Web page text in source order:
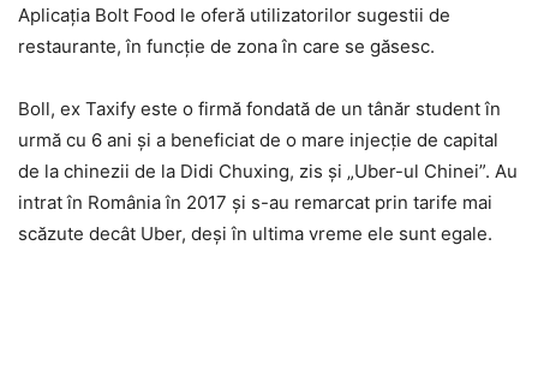
Aplicaţia Bolt Food le oferă utilizatorilor sugestii de
restaurante, în funcţie de zona în care se găsesc.
Boll, ex Taxify este o firmă fondată de un tânăr student în
urmă cu 6 ani şi a beneficiat de o mare injecţie de capital
de la chinezii de la Didi Chuxing, zis şi „Uber-ul Chinei”. Au
intrat în România în 2017 şi s-au remarcat prin tarife mai
scăzute decât Uber, deşi în ultima vreme ele sunt egale.